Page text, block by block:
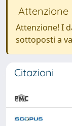
Attenzione
Attenzione! I
sottoposti a
Citazioni